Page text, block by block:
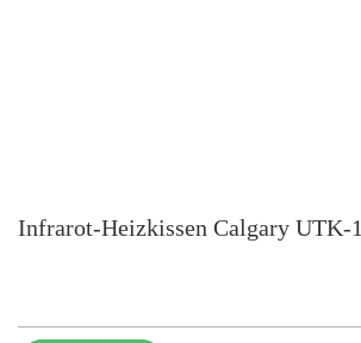
Infrarot-Heizkissen Calgary UTK-1